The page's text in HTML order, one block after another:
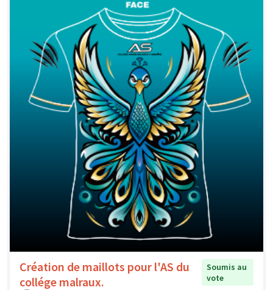
Création de maillots pour l'AS du
collége malraux.
Soumis au
vote